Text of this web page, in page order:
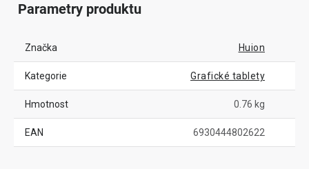
Parametry produktu
Značka Huion
Kategorie Grafické tablety
Hmotnost 0.76 kg
EAN 6930444802622